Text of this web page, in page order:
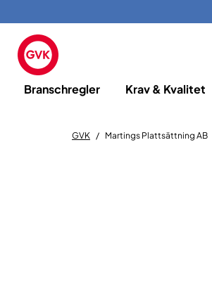
Branschregler Krav & Kvalitet
GVK Martings Plattsättning AB